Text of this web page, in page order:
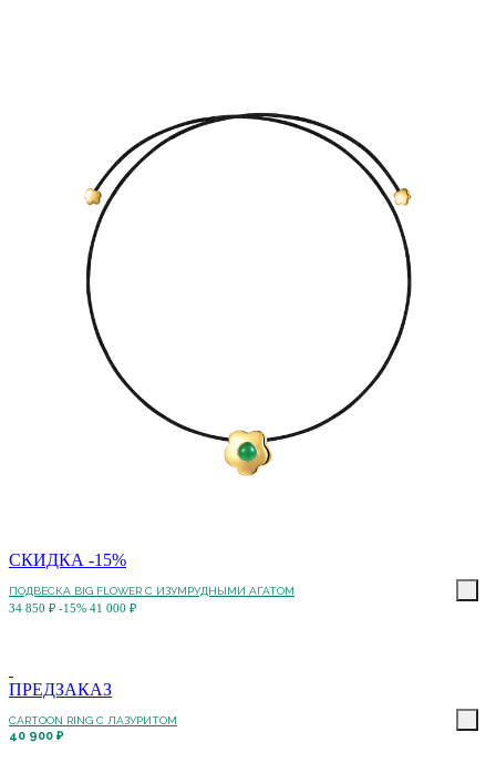
СКИДКА -15%
ПОДВЕСКА BIG FLOWER С ИЗУМРУДНЫМИ АГАТОМ
34 850 ₽ -15% 41 000 ₽
ПРЕДЗАКАЗ
CARTOON RING С ЛАЗУРИТОМ
40 900 ₽